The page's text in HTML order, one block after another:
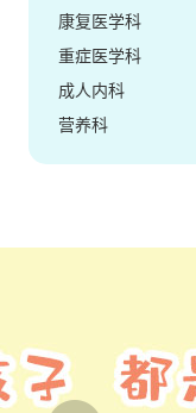
康复医学科
重症医学科
成人内科
营养科